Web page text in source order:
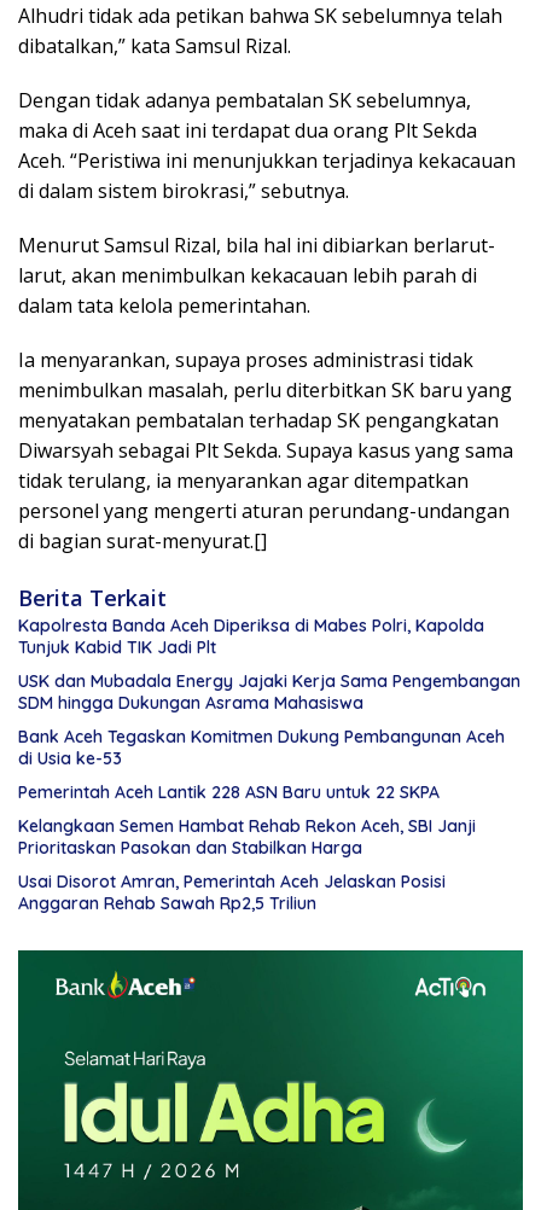
Alhudri tidak ada petikan bahwa SK sebelumnya telah
dibatalkan,” kata Samsul Rizal.
Dengan tidak adanya pembatalan SK sebelumnya,
maka di Aceh saat ini terdapat dua orang Plt Sekda
Aceh. “Peristiwa ini menunjukkan terjadinya kekacauan
di dalam sistem birokrasi,” sebutnya.
Menurut Samsul Rizal, bila hal ini dibiarkan berlarut-
larut, akan menimbulkan kekacauan lebih parah di
dalam tata kelola pemerintahan.
Ia menyarankan, supaya proses administrasi tidak
menimbulkan masalah, perlu diterbitkan SK baru yang
menyatakan pembatalan terhadap SK pengangkatan
Diwarsyah sebagai Plt Sekda. Supaya kasus yang sama
tidak terulang, ia menyarankan agar ditempatkan
personel yang mengerti aturan perundang-undangan
di bagian surat-menyurat.[]
Berita Terkait
Kapolresta Banda Aceh Diperiksa di Mabes Polri, Kapolda
Tunjuk Kabid TIK Jadi Plt
USK dan Mubadala Energy Jajaki Kerja Sama Pengembangan
SDM hingga Dukungan Asrama Mahasiswa
Bank Aceh Tegaskan Komitmen Dukung Pembangunan Aceh
di Usia ke-53
Pemerintah Aceh Lantik 228 ASN Baru untuk 22 SKPA
Kelangkaan Semen Hambat Rehab Rekon Aceh, SBI Janji
Prioritaskan Pasokan dan Stabilkan Harga
Usai Disorot Amran, Pemerintah Aceh Jelaskan Posisi
Anggaran Rehab Sawah Rp2,5 Triliun